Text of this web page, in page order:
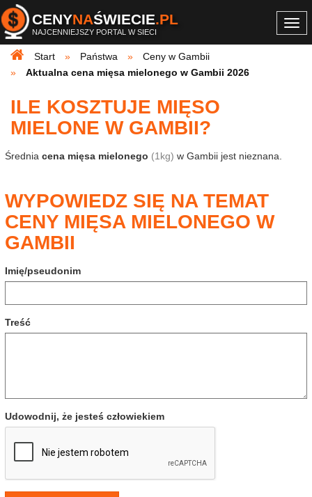
CENYNAŚWIECIE.PL
NAJCENNIEJSZY PORTAL W SIECI
Start
Państwa
Ceny w Gambii
Aktualna cena mięsa mielonego w Gambii 2026
ILE KOSZTUJE MIĘSO
MIELONE W GAMBII?
Średnia cena mięsa mielonego (1kg) w Gambii jest nieznana.
WYPOWIEDZ SIĘ NA TEMAT
CENY MIĘSA MIELONEGO W
GAMBII
Imię/pseudonim
Treść
Udowodnij, że jesteś człowiekiem